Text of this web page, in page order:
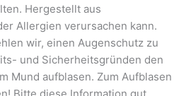
Hergestellt aus
Allergien verursachen kann.
wir, einen Augenschutz zu
und Sicherheitsgründen den
Mund aufblasen. Zum Aufblasen